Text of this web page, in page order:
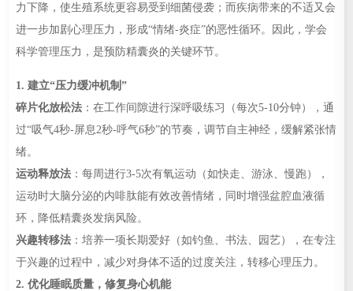
力下降，使生殖系统更容易受到细菌侵袭；而疾病带来的不适又会
进一步加剧心理压力，形成“情绪-炎症”的恶性循环。因此，学会
科学管理压力，是预防精囊炎的关键环节。
1. 建立“压力缓冲机制”
碎片化放松法：在工作间隙进行深呼吸练习（每次5-10分钟），通
过“吸气4秒-屏息2秒-呼气6秒”的节奏，调节自主神经，缓解紧张情
绪。
运动释放法：每周进行3-5次有氧运动（如快走、游泳、慢跑），
运动时大脑分泌的内啡肽能有效改善情绪，同时增强盆腔血液循
环，降低精囊炎发病风险。
兴趣转移法：培养一项长期爱好（如钓鱼、书法、园艺），在专注
于兴趣的过程中，减少对身体不适的过度关注，转移心理压力。
2. 优化睡眠质量，修复身心机能